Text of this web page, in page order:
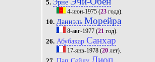
5. Эрне
4-июн-1975 (23 года).
10. Даниэль Морейра
8-авг-1977 (21 год).
26. АбубакарСанхар
17-янв-1978 (20 лет).
Диоп